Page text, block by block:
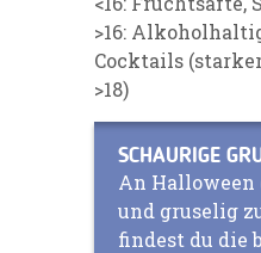
>16:
Cocktails
>18)
SCHAURIGE
An
und gruselig
findest du die